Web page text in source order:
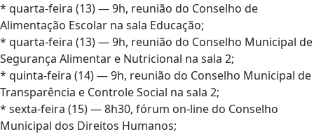
* quarta-feira (13) — 9h, reunião do Conselho de
Alimentação Escolar na sala Educação;
* quarta-feira (13) — 9h, reunião do Conselho Municipal de
Segurança Alimentar e Nutricional na sala 2;
* quinta-feira (14) — 9h, reunião do Conselho Municipal de
Transparência e Controle Social na sala 2;
* sexta-feira (15) — 8h30, fórum on-line do Conselho
Municipal dos Direitos Humanos;